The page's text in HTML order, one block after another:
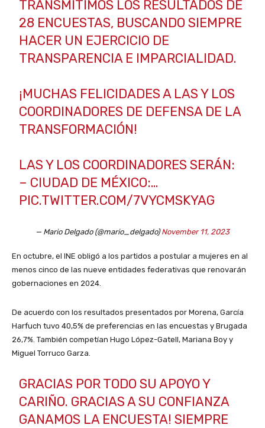
TRANSMITIMOS LOS RESULTADOS DE
28 ENCUESTAS, BUSCANDO SIEMPRE
HACER UN EJERCICIO DE
TRANSPARENCIA E IMPARCIALIDAD.
¡MUCHAS FELICIDADES A LAS Y LOS
COORDINADORES DE DEFENSA DE LA
TRANSFORMACIÓN!
LAS Y LOS COORDINADORES SERÁN:
– CIUDAD DE MÉXICO:…
PIC.TWITTER.COM/7VYCMSKYAG
— Mario Delgado (@mario_delgado)November 11, 2023
En octubre, el INE obligó a los partidos a postular a mujeres en al
menos cinco de las nueve entidades federativas que renovarán
gobernaciones en 2024.
De acuerdo con los resultados presentados por Morena, García
Harfuch tuvo 40,5% de preferencias en las encuestas y Brugada
26,7%. También competían Hugo López-Gatell, Mariana Boy y
Miguel Torruco Garza.
GRACIAS POR TODO SU APOYO Y
CARIÑO. GRACIAS A SU CONFIANZA
GANAMOS LA ENCUESTA! SIEMPRE